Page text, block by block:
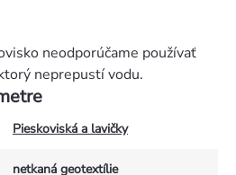
neodporúčame používať
neprepustí vodu.
Pieskoviská a lavičky
netkaná geotextílie